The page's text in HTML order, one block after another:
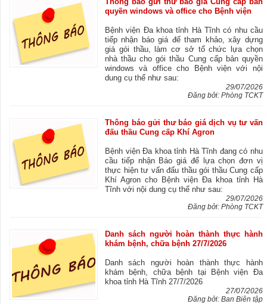
quyền windows và office cho Bệnh viện
Bệnh viện Đa khoa tỉnh Hà Tĩnh có nhu cầu
tiếp nhận báo giá để tham khảo, xây dựng
giá gói thầu, làm cơ sở tổ chức lựa chọn
nhà thầu cho gói thầu Cung cấp bản quyền
windows và office cho Bệnh viện với nội
dung cụ thể như sau:
29/07/2026
Đăng bởi: Phòng TCKT
Thông báo gửi thư báo giá dịch vụ tư vấn
đấu thầu Cung cấp Khí Agron
Bệnh viện Đa khoa tỉnh Hà Tĩnh đang có nhu
cầu tiếp nhận Báo giá để lựa chọn đơn vị
thực hiện tư vấn đấu thầu gói thầu Cung cấp
Khí Agron cho Bệnh viện Đa khoa tỉnh Hà
Tĩnh với nội dung cụ thể như sau:
29/07/2026
Đăng bởi: Phòng TCKT
Danh sách người hoàn thành thực hành
khám bệnh, chữa bệnh 27/7/2026
Danh sách người hoàn thành thực hành
khám bệnh, chữa bệnh tại Bệnh viện Đa
khoa tỉnh Hà Tĩnh 27/7/2026
27/07/2026
Đăng bởi: Ban Biên tập